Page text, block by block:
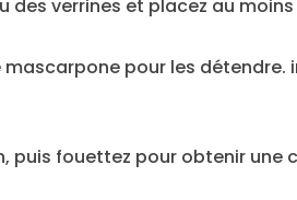
verrines et placez au
pour les détendre.
puis fouettez pour obtenir une